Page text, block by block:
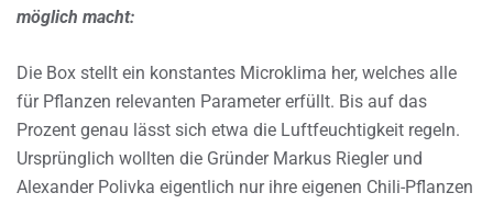
möglich macht:
Die Box stellt ein konstantes Microklima her, welches alle
für Pflanzen relevanten Parameter erfüllt. Bis auf das
Prozent genau lässt sich etwa die Luftfeuchtigkeit regeln.
Ursprünglich wollten die Gründer Markus Riegler und
Alexander Polivka eigentlich nur ihre eigenen Chili-Pflanzen